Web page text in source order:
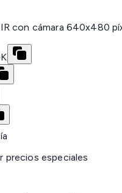
con cámara 640x480
precios especiales